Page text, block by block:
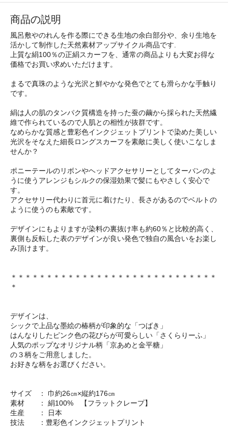
商品の説明
風呂敷やのれんを作る際にできる生地の余白部分や、余り生地を
活かして制作した天然素材アップサイクル商品です.
上質な絹100％の正絹スカーフを、通常の商品よりも大変お得な
価格でお買い求めいただけます。
まるで真珠のような光沢と鮮やかな発色でとても滑らかな手触り
です。
絹は人の肌のタンパク質構造を持った蚕の繭から採られた天然繊
維で作られているので人肌との相性が抜群です。
なめらかな質感と豊彩色インクジェットプリントで染めた美しい
光沢をそなえた細長ロングスカーフを素敵に美しく使いこなしま
せんか？
ポニーテールのリボンやヘッドアクセサリーとしてターバンのよ
うに使うアレンジもシルクの保湿効果で髪にもやさしく安心で
す。
アクセサリー代わりに首元に着けたり、長さがあるのでベルトの
ように使うのも素敵です。
デザインにもよりますが染料の裏抜け率も約60％と比較的高く、
裏側も反転した表のデザインが良い発色で独自の風合いをお楽し
み頂けます。
＊＊＊＊＊＊＊＊＊＊＊＊＊＊＊＊＊＊＊＊＊＊＊＊＊＊＊＊＊
＊
デザインは、
シックで上品な墨絵の椿柄が印象的な「つばき」
はんなりしたピンク色の花びらが可愛らしい「さくらりーふ」
人気のポップなオリジナル柄「京あめと金平糖」
の３柄をご用意しました。
お好きな柄をお選びください。
サイズ ： 巾約26㎝×縦約176㎝
素材 ： 絹100% 【フラットクレープ】
生産 ： 日本
技法 ：豊彩色インクジェットプリント